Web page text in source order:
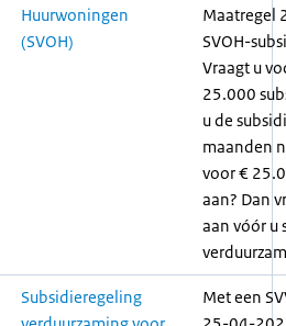
Huurwoningen
(SVOH)
Maatregel
SVOH-
Vraagt u
25.000
u de
maanden
voor €
aan? Dan
aan vóór u
Subsidieregeling
Met een